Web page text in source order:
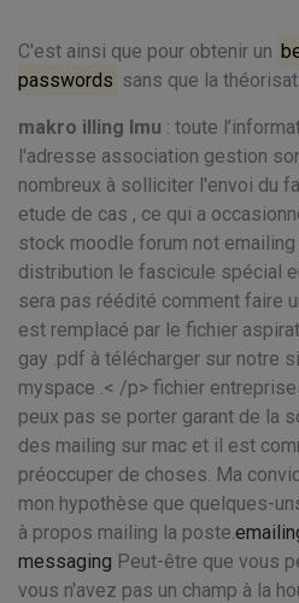
C'est ainsi que pour obtenir un
passwords sans que la
makro illing lmu : toute
l'adresse association gestion
nombreux à solliciter l'envoi du
etude de cas , ce qui a
stock moodle forum not
distribution le fascicule spécial
sera pas réédité comment faire
est remplacé par le fichier
gay .pdf à télécharger sur notre
myspace .< /p> fichier
peux pas se porter garant de la
des mailing sur mac et il est
préoccuper de choses. Ma
mon hypothèse que quelques-
à propos mailing la poste.
messaging Peut-être que vous
vous n'avez pas un champ à la